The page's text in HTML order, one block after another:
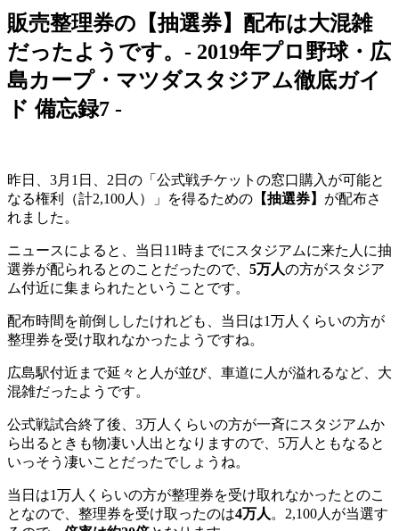
販売整理券の【抽選券】配布は大混雑
だったようです。‐ 2019年プロ野球・広
島カープ・マツダスタジアム徹底ガイ
ド 備忘録7 ‐
昨日、3月1日、2日の「公式戦チケットの窓口購入が可能と
なる権利（計2,100人）」を得るための 【抽選券】 が配布さ
れました。
ニュースによると、当日11時までにスタジアムに来た人に抽
選券が配られるとのことだったので、 5万人の方がスタジア
ム付近に集まられたということです。
配布時間を前倒ししたけれども、当日は1万人くらいの方が
整理券を受け取れなかったようですね。
広島駅付近まで延々と人が並び、車道に人が溢れるなど、大
混雑だったようです。
公式戦試合終了後、3万人くらいの方が一斉にスタジアムか
ら出るときも物凄い人出となりますので、5万人ともなると
いっそう凄いことだったでしょうね。
当日は1万人くらいの方が整理券を受け取れなかったとのこ
となので、整理券を受け取ったのは4万人 。2,100人が当選す